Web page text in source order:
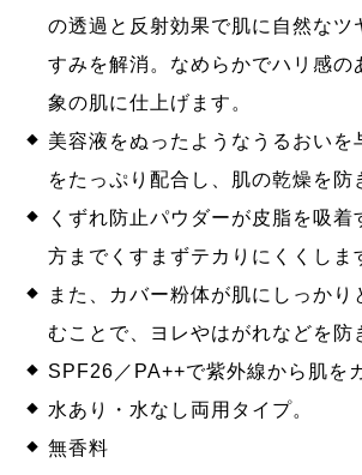
の透過と反射効果で肌に自然なツ
すみを解消。なめらかでハリ感の
象の肌に仕上げます。
美容液をぬったようなうるおいを
をたっぷり配合し、肌の乾燥を防
くずれ防止パウダーが皮脂を吸着
方までくすまずテカりにくくしま
また、カバー粉体が肌にしっかり
むことで、ヨレやはがれなどを防
SPF26／PA++で紫外線から肌を
水あり・水なし両用タイプ。
無香料